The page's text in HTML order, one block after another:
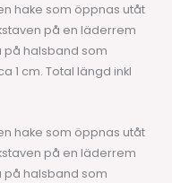
hake som öppnas utåt
på en läderrem
på halsband som
1 cm. Total längd inkl
hake som öppnas utåt
på en läderrem
på halsband som